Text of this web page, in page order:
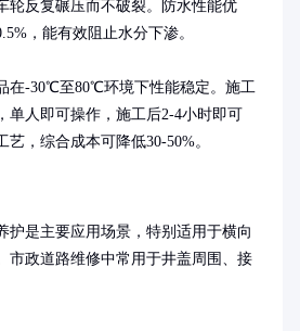
轮反复碾压而不破裂。防水性能优
，能有效阻止水分下渗。
在-30℃至80℃环境下性能稳定。施工
单人即可操作，施工后2-4小时即可
，综合成本可降低30-50%。
护是主要应用场景，特别适用于横向
市政道路维修中常用于井盖周围、接